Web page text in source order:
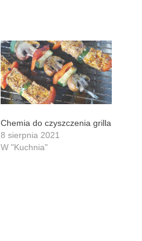
Chemia do czyszczenia grilla
8 sierpnia 2021
W "Kuchnia"